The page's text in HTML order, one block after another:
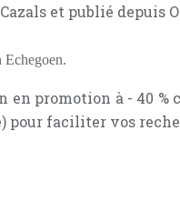
et publié depuis
promotion à - 40 %
pour faciliter vos